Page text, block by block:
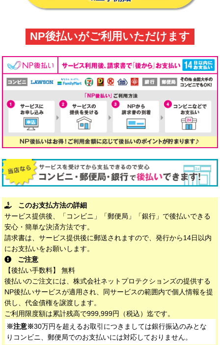
NP後払いがご利用いただけます
このお支払方法の詳細
サービス提供後、「コンビニ」「郵便局」「銀行」で後払いできる
安心・簡単な決済方法です。
請求書は、サービス提供後に郵送されますので、発行から14日以内
にお支払いをお願いします。
ご注意
【後払い手数料】 無料
後払いのご注文には、株式会社ネットプロテクションズの提供する
NP後払いサービスが適用され、同サービスの範囲内で個人情報を提
供し、代金債権を譲渡します。
ご利用限度額は累計残高で999,999円（税込）迄です。
※注意※30万円を超えるお取引につきましては銀行振込のみとな
りコンビニ、郵便局でのお支払いには対応しておりません。